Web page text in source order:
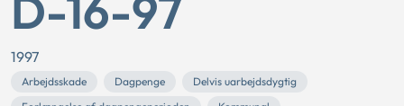
1997
Arbejdsskade Dagpenge
Delvis uarbejdsdygtig